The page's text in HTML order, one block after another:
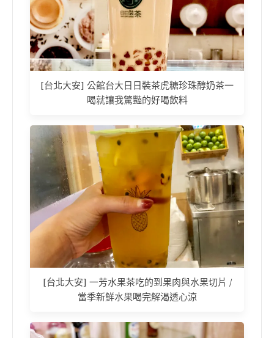
[台北大安] 公館台大日日裝茶虎糖珍珠醇奶茶一
喝就讓我驚豔的好喝飲料
[台北大安] 一芳水果茶吃的到果肉與水果切片 /
當季新鮮水果喝完解渴透心涼